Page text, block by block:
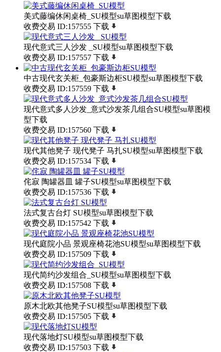
美式藤编休闲桌椅_SU模型su草图模型下载
收费交易 ID:157555 下载
现代意式三人沙发 _SU模型su草图模型下载
收费交易 ID:157557 下载
中古现代玄关柜_包豪斯边柜SU模型su草图模型下载
收费交易 ID:157559 下载
现代意式多人沙发_意式沙发茶几组合SU模型su草图模
型下载
收费交易 ID:157560 下载
现代其他凳子 现代凳子 马扎SU模型su草图模型下载
收费交易 ID:157534 下载
侘寂 陶罐器皿 罐子SU模型su草图模型下载
收费交易 ID:157536 下载
法式复古台灯 SU模型su草图模型下载
收费交易 ID:157542 下载
现代庭院小品 景观座椅花池SU模型su草图模型下载
收费交易 ID:157509 下载
现代简约沙发组合_SU模型su草图模型下载
收费交易 ID:157508 下载
原木北欧其他凳子SU模型su草图模型下载
收费交易 ID:157505 下载
现代落地灯SU模型su草图模型下载
收费交易 ID:157503 下载